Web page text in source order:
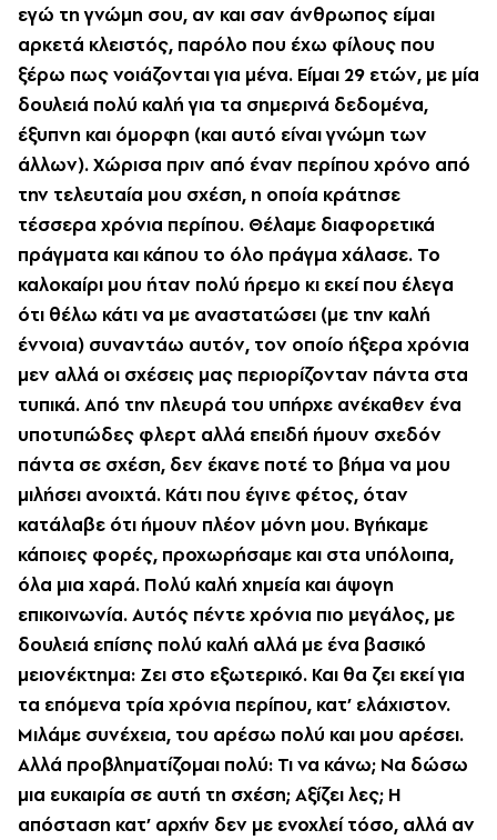
εγώ τη γνώμη σου, αν και σαν άνθρωπος είμαι
αρκετά κλειστός, παρόλο που έχω φίλους που
ξέρω πως νοιάζονται για μένα. Είμαι 29 ετών, με μία
δουλειά πολύ καλή για τα σημερινά δεδομένα,
έξυπνη και όμορφη (και αυτό είναι γνώμη των
άλλων). Χώρισα πριν από έναν περίπου χρόνο από
την τελευταία μου σχέση, η οποία κράτησε
τέσσερα χρόνια περίπου. Θέλαμε διαφορετικά
πράγματα και κάπου το όλο πράγμα χάλασε. Το
καλοκαίρι μου ήταν πολύ ήρεμο κι εκεί που έλεγα
ότι θέλω κάτι να με αναστατώσει (με την καλή
έννοια) συναντάω αυτόν, τον οποίο ήξερα χρόνια
μεν αλλά οι σχέσεις μας περιορίζονταν πάντα στα
τυπικά. Από την πλευρά του υπήρχε ανέκαθεν ένα
υποτυπώδες φλερτ αλλά επειδή ήμουν σχεδόν
πάντα σε σχέση, δεν έκανε ποτέ το βήμα να μου
μιλήσει ανοιχτά. Κάτι που έγινε φέτος, όταν
κατάλαβε ότι ήμουν πλέον μόνη μου. Βγήκαμε
κάποιες φορές, προχωρήσαμε και στα υπόλοιπα,
όλα μια χαρά. Πολύ καλή χημεία και άψογη
επικοινωνία. Αυτός πέντε χρόνια πιο μεγάλος, με
δουλειά επίσης πολύ καλή αλλά με ένα βασικό
μειονέκτημα: Ζει στο εξωτερικό. Και θα ζει εκεί για
τα επόμενα τρία χρόνια περίπου, κατ’ ελάχιστον.
Μιλάμε συνέχεια, του αρέσω πολύ και μου αρέσει.
Αλλά προβληματίζομαι πολύ: Τι να κάνω; Να δώσω
μια ευκαιρία σε αυτή τη σχέση; Αξίζει λες; Η
απόσταση κατ’ αρχήν δεν με ενοχλεί τόσο, αλλά αν